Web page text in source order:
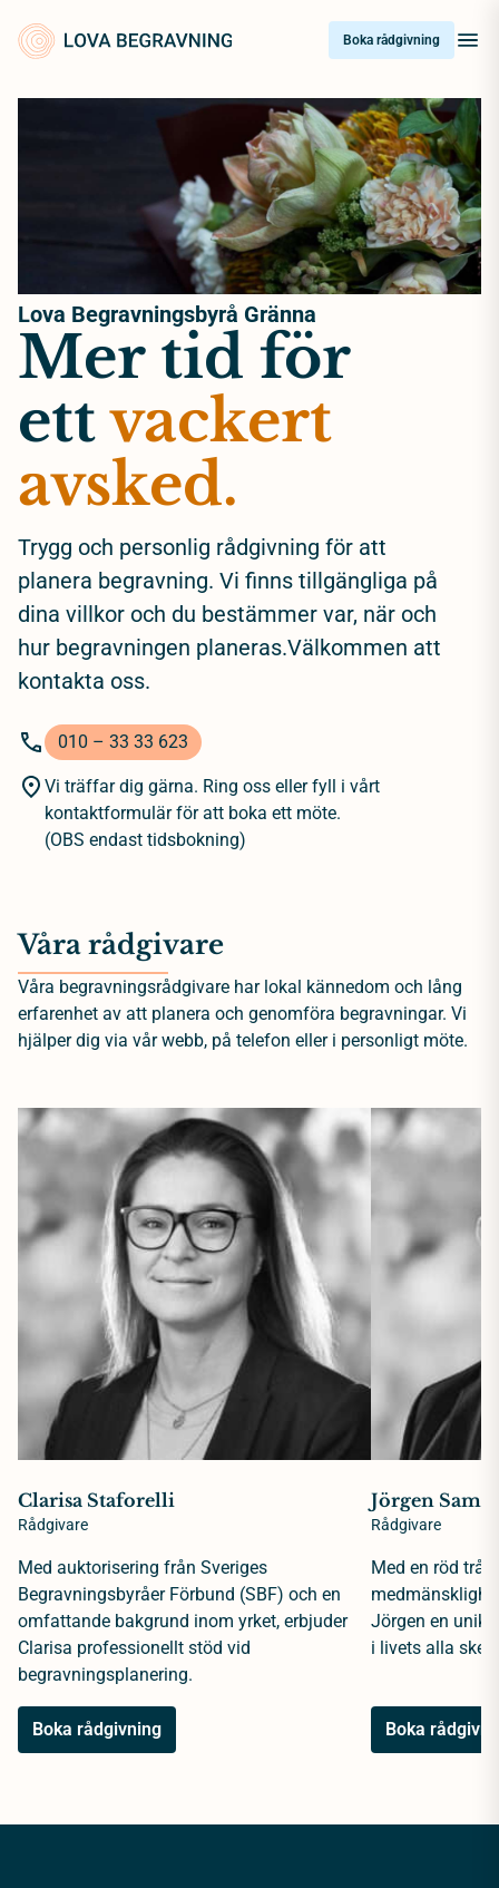
content
Boka rådgivning
Lova Begravningsbyrå Gränna
Mer tid för
ettvackert
avsked.
Trygg och personlig rådgivning för att
planera begravning. Vi finns tillgängliga på
dina villkor och du bestämmer var, när och
hur begravningen planeras.Välkommen att
kontakta oss.
010 – 33 33 623
Vi träffar dig gärna. Ring oss eller fyll i vårt
kontaktformulär för att boka ett möte.
(OBS endast tidsbokning)
Våra rådgivare
Våra begravningsrådgivare har lokal kännedom och lång
erfarenhet av att planera och genomföra begravningar. Vi
hjälper dig via vår webb, på telefon eller i personligt möte.
Clarisa Staforelli
Rådgivare
Med auktorisering från Sveriges
Begravningsbyråer Förbund (SBF) och en
omfattande bakgrund inom yrket, erbjuder
Clarisa professionellt stöd vid
begravningsplanering.
Boka rådgivning
Jörgen
Rådgivare
Med en röd
Jörgen en unik
i livets alla
Boka